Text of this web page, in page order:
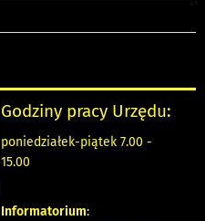
Godziny pracy Urzędu:
poniedziałek-piątek 7.00 -
15.00
Informatorium: